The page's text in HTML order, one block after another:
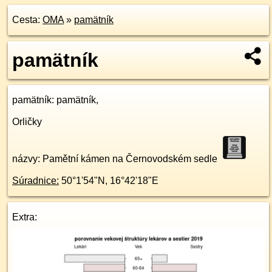
Cesta: OMA» pamätník
pamätník
pamätník: pamätník,
Orličky
názvy: Pamětní kámen na Černovodském sedle
Súradnice: 50°1'54"N , 16°42'18"E
Extra: